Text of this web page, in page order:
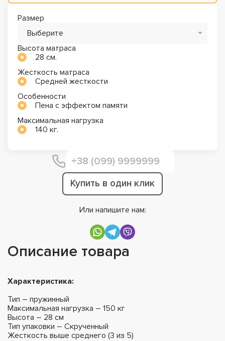
Размер
Выберите
Высота матраса
28 см.
Жесткость матраса
Средней жесткости
Особенности
Пена с эффектом памяти
Максимальная нагрузка
140 кг.
Купить в один клик
Или напишите нам:
Описание товара
Характеристика:
Тип – пружинный
Максимальная нагрузка – 150 кг
Высота – 28 см
Тип упаковки – Скрученный
Жесткость выше среднего (3 из 5)